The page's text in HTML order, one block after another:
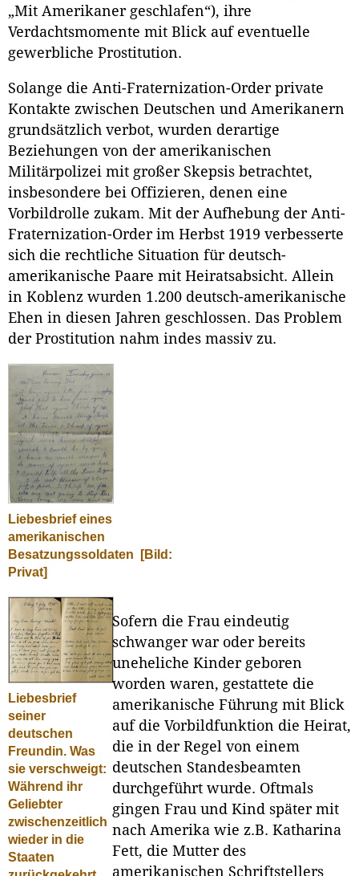
„Mit Amerikaner geschlafen“), ihre
Verdachtsmomente mit Blick auf eventuelle
gewerbliche Prostitution.
Solange die Anti-Fraternization-Order private
Kontakte zwischen Deutschen und Amerikanern
grundsätzlich verbot, wurden derartige
Beziehungen von der amerikanischen
Militärpolizei mit großer Skepsis betrachtet,
insbesondere bei Offizieren, denen eine
Vorbildrolle zukam. Mit der Aufhebung der Anti-
Fraternization-Order im Herbst 1919 verbesserte
sich die rechtliche Situation für deutsch-
amerikanische Paare mit Heiratsabsicht. Allein
in Koblenz wurden 1.200 deutsch-amerikanische
Ehen in diesen Jahren geschlossen. Das Problem
der Prostitution nahm indes massiv zu.
Liebesbrief eines
amerikanischen
Besatzungssoldaten
[Bild:
Privat]
Liebesbrief
seiner
deutschen
Freundin. Was
sie verschweigt:
Während ihr
Geliebter
zwischenzeitlich
wieder in die
Staaten
Sofern die Frau eindeutig
schwanger war oder bereits
uneheliche Kinder geboren
worden waren, gestattete die
amerikanische Führung mit Blick
auf die Vorbildfunktion die Heirat,
die in der Regel von einem
deutschen Standesbeamten
durchgeführt wurde. Oftmals
gingen Frau und Kind später mit
nach Amerika wie z.B. Katharina
Fett, die Mutter des
amerikanischen Schriftstellers